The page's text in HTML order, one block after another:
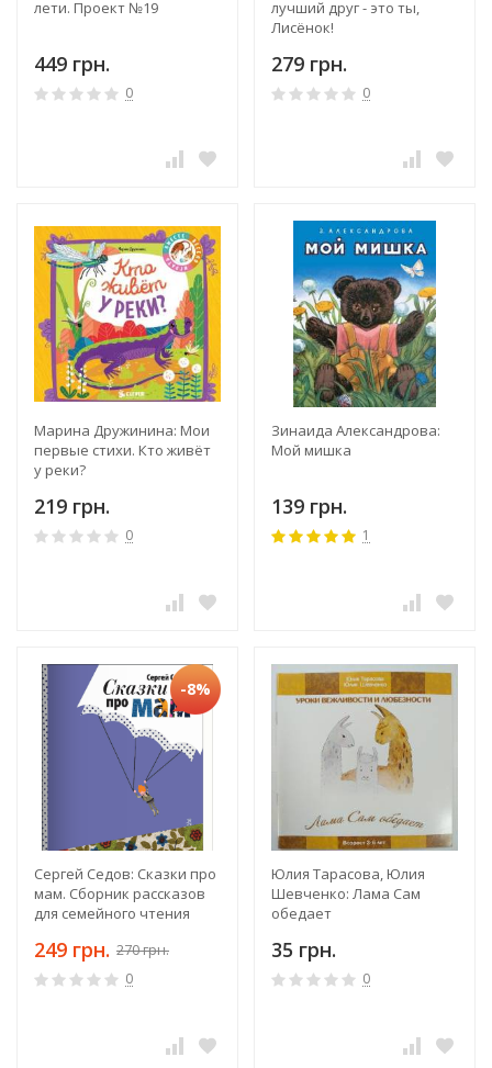
лети. Проект №19
449 грн.
0
лучший друг - это ты,
Лисёнок!
279 грн.
0
Марина Дружинина: Мои
первые стихи. Кто живёт
у реки?
219 грн.
0
Зинаида Александрова:
Мой мишка
139 грн.
1
-8%
Сергей Седов: Сказки про
мам. Cборник рассказов
для семейного чтения
249 грн. 270 грн.
0
Юлия Тарасова, Юлия
Шевченко: Лама Сам
обедает
35 грн.
0